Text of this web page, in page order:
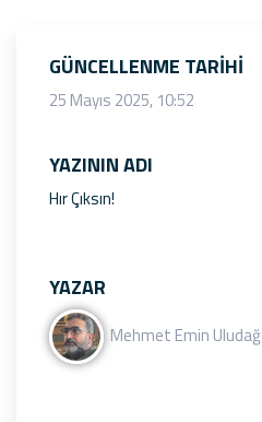
GÜNCELLENME TARIHI
25 Mayıs 2025, 10:52
YAZININ ADI
Hır Çıksın!
YAZAR
Mehmet Emin Uludağ